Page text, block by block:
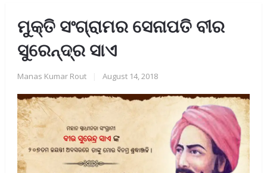
ମୁକ୍ତି ସଂଗ୍ରାମର ସେନାପତି ବୀର
ସୁରେନ୍ଦ୍ର ସାଏ
Manas Kumar Rout August 14, 2018